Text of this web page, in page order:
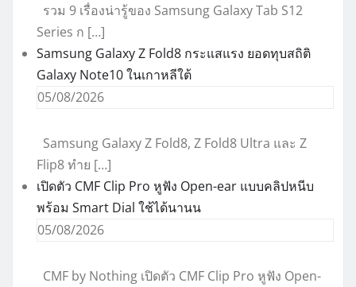
รวม 9 เรื่องน่ารู้ของ Samsung Galaxy Tab S12
Series ก […]
Samsung Galaxy Z Fold8 กระแสแรง ยอดทุบสถิติ
Galaxy Note10 ในเกาหลีใต้
05/08/2026
Samsung Galaxy Z Fold8, Z Fold8 Ultra และ Z
Flip8 ทำย […]
เปิดตัว CMF Clip Pro หูฟัง Open-ear แบบคลิปหนีบ
พร้อม Smart Dial ใช้ได้นานน
05/08/2026
CMF by Nothing เปิดตัว CMF Clip Pro หูฟัง Open-